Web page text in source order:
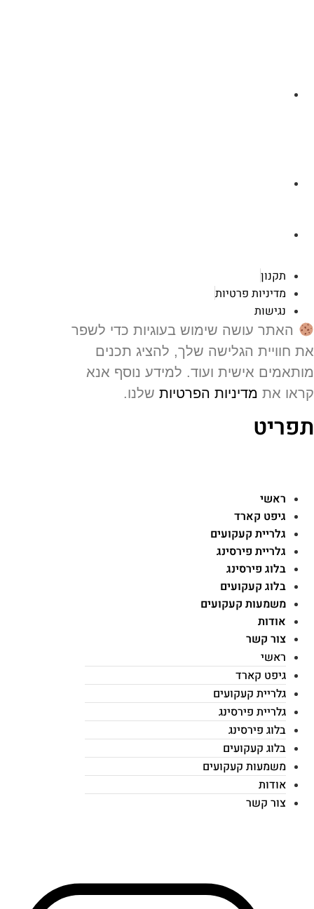
תקנון
מדיניות פרטיות
נגישות
האתר עושה שימוש בעוגיות כדי לשפר
חוויית הגלישה שלך, להציג תכנים
אישית ועוד. למידע נוסף אנא
אתמדיניות הפרטיותשלנו.
ראשי
גיפט קארד
גלריית קעקועים
גלריית פירסינג
בלוג פירסינג
בלוג קעקועים
משמעות קעקועים
אודות
צור קשר
ראשי
גיפט קארד
גלריית קעקועים
גלריית פירסינג
בלוג פירסינג
בלוג קעקועים
משמעות קעקועים
אודות
צור קשר